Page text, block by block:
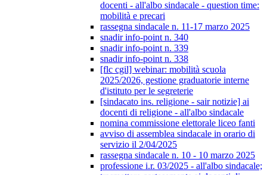
docenti - all'albo sindacale - question time:
mobilità e precari
rassegna sindacale n. 11-17 marzo 2025
snadir info-point n. 340
snadir info-point n. 339
snadir info-point n. 338
[flc cgil] webinar: mobilità scuola
2025/2026, gestione graduatorie interne
d'istituto per le segreterie
[sindacato ins. religione - sair notizie] ai
docenti di religione - all'albo sindacale
nomina commissione elettorale liceo fanti
avviso di assemblea sindacale in orario di
servizio il 2/04/2025
rassegna sindacale n. 10 - 10 marzo 2025
professione i.r. 03/2025 - all'albo sindacale;